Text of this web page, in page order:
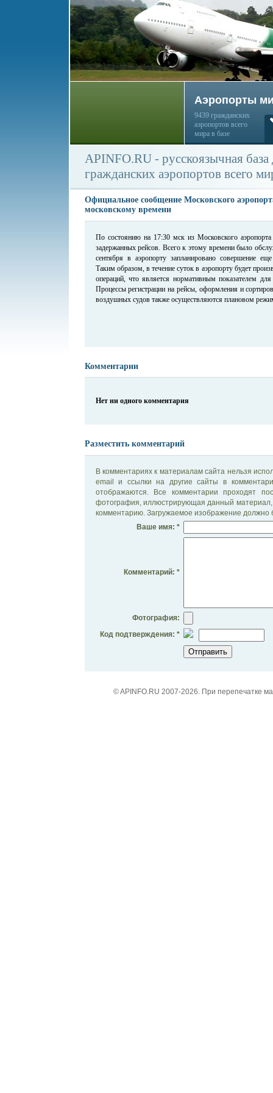
Аэропорты
9439 гражданских
аэропортов всего
мира в базе
APINFO.RU - русскоязычная
гражданских аэропортов всего
Официальное сообщение Московского
московскому времени
По состоянию на 17:30 мск из Московского
задержанных рейсов. Всего к этому времени было
сентября в аэропорту запланировано совершение
Таким образом, в течение суток в аэропорту будет
операций, что является нормативным показателем
Процессы регистрации на рейсы, оформления и
воздушных судов также осуществляются плановом
Комментарии
Нет ни одного комментария
Разместить комментарий
В комментариях к материалам сайта нельзя
email и ссылки на другие сайты в
отображаются. Все комментарии проходят
фотография, иллюстрирующая данный материал,
комментарию. Загружаемое изображение должно
Ваше имя: *
Комментарий: *
Фотография:
Код подтверждения: *
© APINFO.RU 2007-2026. При перепечатке